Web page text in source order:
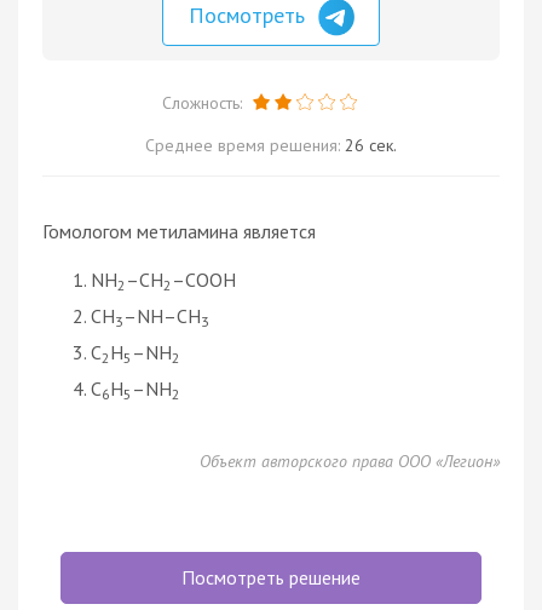
Посмотреть
Сложность:
Среднее время решения: 26 сек.
Гомологом метиламина является
NH2 –CH2 –COOH
CH3 –NH–CH3
C2 H5 –NH2
C6H5 –NH2
Объект авторского права ООО «Легион»
Посмотреть решение